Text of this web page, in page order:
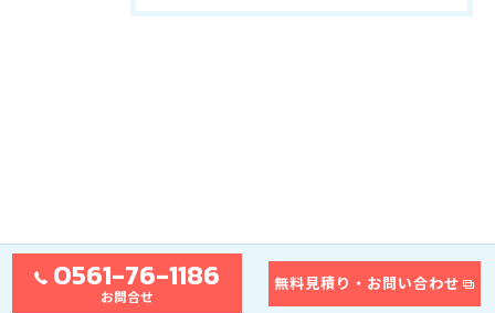
0561-76-1186
お問合せ
無料見積り・お問い合わせ